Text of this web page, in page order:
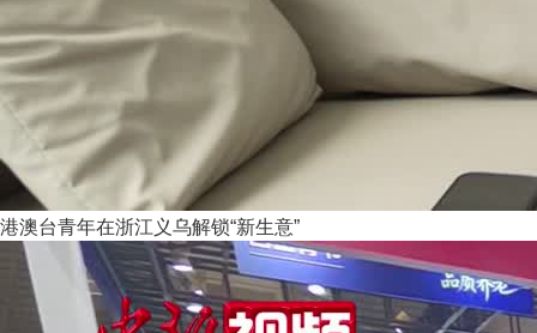
港澳台青年在浙江义乌解锁“新生意”